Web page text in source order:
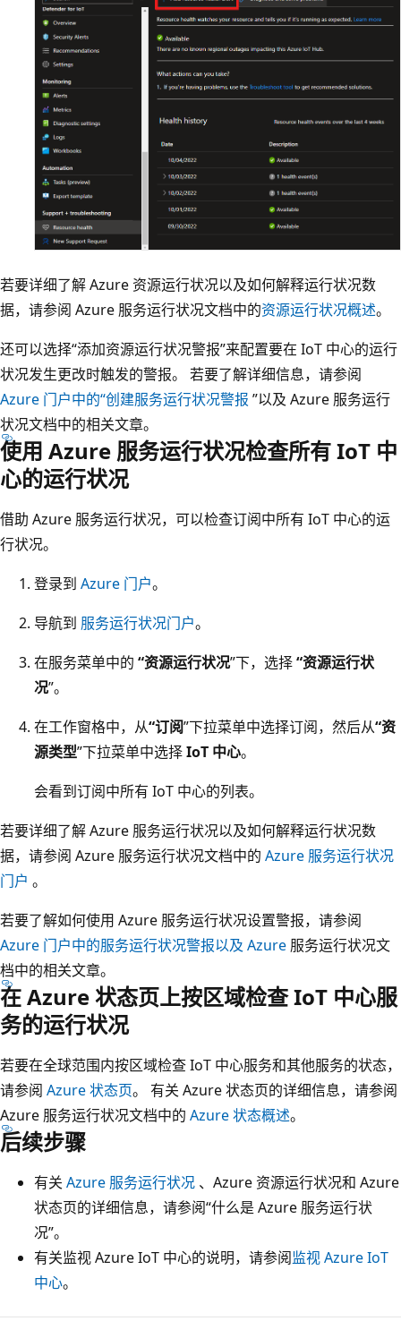
若要详细了解 Azure 资源运行状况以及如何解释运行状况数
据，请参阅 Azure 服务运行状况文档中的资源运行状况概述。
还可以选择“添加资源运行状况警报”来配置要在 IoT 中心的运行
状况发生更改时触发的警报。 若要了解详细信息，请参阅
Azure 门户中的“创建服务运行状况警报 ”以及 Azure 服务运行
状况文档中的相关文章。
使用 Azure 服务运行状况检查所有 IoT 中
心的运行状况
借助 Azure 服务运行状况，可以检查订阅中所有 IoT 中心的运
行状况。
登录到 Azure 门户。
导航到 服务运行状况门户。
在服务菜单中的 “资源运行状况”下，选择“资源运行状
况”。
在工作窗格中，从“订阅”下拉菜单中选择订阅，然后从“资
源类型”下拉菜单中选择IoT 中心。
会看到订阅中所有 IoT 中心的列表。
若要详细了解 Azure 服务运行状况以及如何解释运行状况数
据，请参阅 Azure 服务运行状况文档中的 Azure 服务运行状况
门户 。
若要了解如何使用 Azure 服务运行状况设置警报，请参阅
Azure 门户中的服务运行状况警报以及 Azure 服务运行状况文
档中的相关文章。
在 Azure 状态页上按区域检查 IoT 中心服
务的运行状况
若要在全球范围内按区域检查 IoT 中心服务和其他服务的状态，
请参阅 Azure 状态页。 有关 Azure 状态页的详细信息，请参阅
Azure 服务运行状况文档中的 Azure 状态概述。
后续步骤
有关 Azure 服务运行状况 、Azure 资源运行状况和 Azure
状态页的详细信息，请参阅“什么是 Azure 服务运行状
况”。
有关监视 Azure IoT 中心的说明，请参阅监视 Azure IoT
中心。